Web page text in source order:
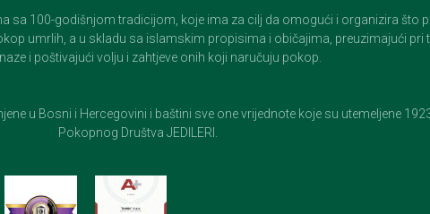
sa 100-godišnjom tradicijom, koje ima za cilj da omogući i organizira što
umrlih, a u skladu sa islamskim propisima i običajima, preuzimajući pri
i poštivajući volju i zahtjeve onih koji naručuju pokop.
u Bosni i Hercegovini i baštini sve one vrijednote koje su utemeljene
Pokopnog Društva JEDILERI.